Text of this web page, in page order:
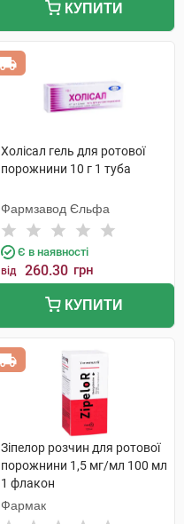
КУПИТИ
Холісал гель для ротової
порожнини 10 г 1 туба
Фармзавод Єльфа
Є в наявності
від 260.30 грн
КУПИТИ
Зіпелор розчин для ротової
порожнини 1,5 мг/мл 100 мл
1 флакон
Фармак